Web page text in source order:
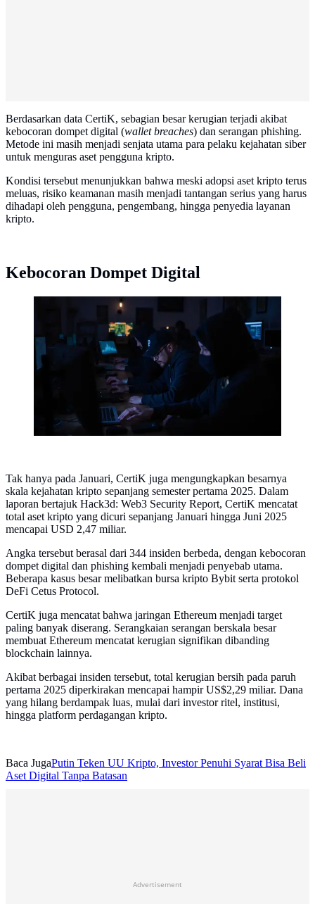
Berdasarkan data CertiK, sebagian besar kerugian terjadi akibat
kebocoran dompet digital (wallet breaches) dan serangan phishing.
Metode ini masih menjadi senjata utama para pelaku kejahatan siber
untuk menguras aset pengguna kripto.
Kondisi tersebut menunjukkan bahwa meski adopsi aset kripto terus
meluas, risiko keamanan masih menjadi tantangan serius yang harus
dihadapi oleh pengguna, pengembang, hingga penyedia layanan
kripto.
Kebocoran Dompet Digital
Ilustrasi peretas atau cyber hacker internet atau kripto.
Tak hanya pada Januari, CertiK juga mengungkapkan besarnya
skala kejahatan kripto sepanjang semester pertama 2025. Dalam
laporan bertajuk Hack3d: Web3 Security Report, CertiK mencatat
total aset kripto yang dicuri sepanjang Januari hingga Juni 2025
mencapai USD 2,47 miliar.
Angka tersebut berasal dari 344 insiden berbeda, dengan kebocoran
dompet digital dan phishing kembali menjadi penyebab utama.
Beberapa kasus besar melibatkan bursa kripto Bybit serta protokol
DeFi Cetus Protocol.
CertiK juga mencatat bahwa jaringan Ethereum menjadi target
paling banyak diserang. Serangkaian serangan berskala besar
membuat Ethereum mencatat kerugian signifikan dibanding
blockchain lainnya.
Akibat berbagai insiden tersebut, total kerugian bersih pada paruh
pertama 2025 diperkirakan mencapai hampir US$2,29 miliar. Dana
yang hilang berdampak luas, mulai dari investor ritel, institusi,
hingga platform perdagangan kripto.
Baca JugaPutin Teken UU Kripto, Investor Penuhi Syarat Bisa Beli
Aset Digital Tanpa Batasan
Advertisement